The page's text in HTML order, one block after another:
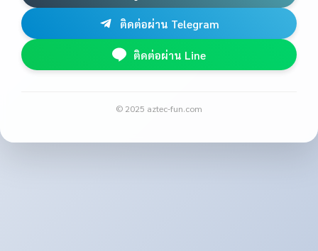
ติดต่อผ่าน Telegram
ติดต่อผ่าน Line
© 2025 aztec-fun.com